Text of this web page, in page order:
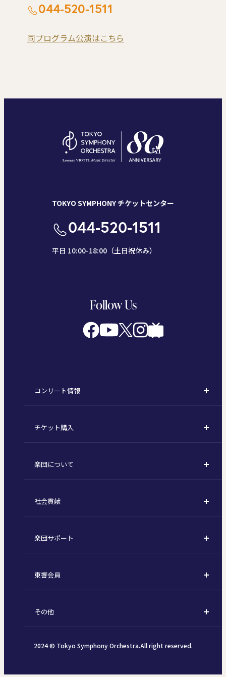
044-520-1511
同プログラム公演はこちら
TOKYO SYMPHONY チケットセンター
044-520-1511
平日 10:00-18:00（土日祝休み）
Follow Us
コンサート情報
定期演奏会
東京オペラシティシリーズ
特別演奏会など
その他の公演
チケット購入
定期会員券 / セット券
1回券
楽団について
東京交響楽団とは
指揮者
東響コーラス
社会貢献
川崎市 - フランチャイズ
楽団サポート
ご芳名一覧
東響会員
その他
個人情報保護方針
2024 © Tokyo Symphony Orchestra.All right reserved.